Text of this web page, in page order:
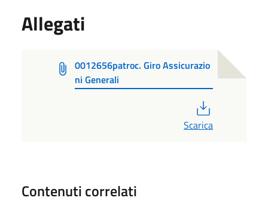
Allegati
0012656patroc. Giro Assicurazio
ni Generali
Scarica
Contenuti correlati